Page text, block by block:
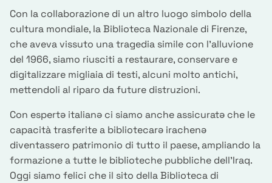
Con la collaborazione di un altro luogo simbolo della
cultura mondiale, la Biblioteca Nazionale di Firenze,
che aveva vissuto una tragedia simile con l’alluvione
del 1966, siamo riusciti a restaurare, conservare e
digitalizzare migliaia di testi, alcuni molto antichi,
mettendoli al riparo da future distruzioni.
Con espertə italianə ci siamo anche assicuratə che le
capacità trasferite a bibliotecarə irachenə
diventassero patrimonio di tutto il paese, ampliando la
formazione a tutte le biblioteche pubbliche dell’Iraq.
Oggi siamo felici che il sito della Biblioteca di